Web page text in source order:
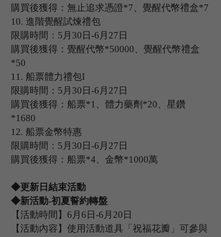
購買後獲得：無止追求憑證*7、覺醒代幣禮盒*7
10. 進階覺醒試煉禮包
限購時間： 5 月 30日-6 月 27日
購買後獲得：覺醒代幣*50000、覺醒代幣禮盒
*50
11. 船票體力禮包I
限購時間： 5 月 30日-6 月 27日
購買後獲得：船票*1、體力藥劑*20、星鑽
*1680
12. 船票金幣特惠
限購時間： 5 月 30日-6 月 27日
購買後獲得：船票*4、金幣*1000萬
◆更新日結束活動
◆新活動-初夏誓約轉盤
【活動時間】 6 月 6日-6 月 20日
【活動內容】使用活動道具「祝福花瓣」可參與